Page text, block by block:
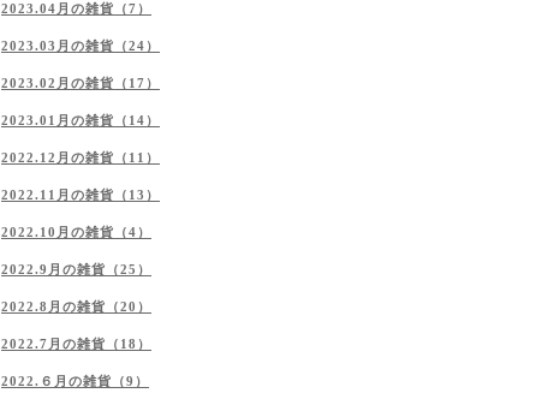
2023.04月の雑貨（7）
2023.03月の雑貨（24）
2023.02月の雑貨（17）
2023.01月の雑貨（14）
2022.12月の雑貨（11）
2022.11月の雑貨（13）
2022.10月の雑貨（4）
2022.9月の雑貨（25）
2022.8月の雑貨（20）
2022.7月の雑貨（18）
2022.６月の雑貨（9）